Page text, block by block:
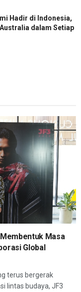
Hadir di Indonesia,
dalam Setiap
Masa
Global
terus bergerak
lintas budaya, JF3